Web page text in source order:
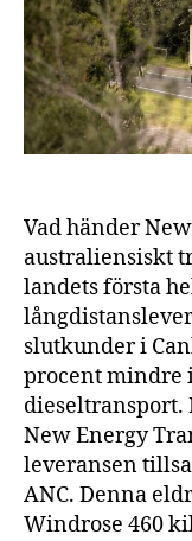
Vad händer
australiensiskt
landets första
slutkunder i
procent mindre
dieseltransport.
New Energy
leveransen
ANC. Denna
Windrose 460